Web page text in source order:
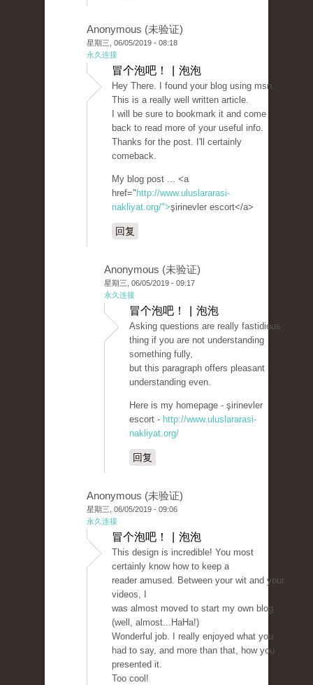
Anonymous (未验证)
星期三, 06/05/2019 - 08:18
永久连接
冒个泡吧！ | 泡泡
Hey There. I found your blog using msn.
This is a really well written article.
I will be sure to bookmark it and come
back to read more of your useful info.
Thanks for the post. I'll certainly
comeback.
My blog post ... <a
href=" http://www.uluslararasi-
nakliyat.org/">şirinevler escort</a>
回复
Anonymous (未验证)
星期三, 06/05/2019 - 09:17
永久连接
冒个泡吧！ | 泡泡
Asking questions are really fastidious
thing if you are not understanding
something fully,
but this paragraph offers pleasant
understanding even.
Here is my homepage - şirinevler
escort - http://www.uluslararasi-
nakliyat.org/
回复
Anonymous (未验证)
星期三, 06/05/2019 - 09:06
永久连接
冒个泡吧！ | 泡泡
This design is incredible! You most
certainly know how to keep a
reader amused. Between your wit and your
videos, I
was almost moved to start my own blog
(well, almost...HaHa!)
Wonderful job. I really enjoyed what you
had to say, and more than that, how you
presented it.
Too cool!